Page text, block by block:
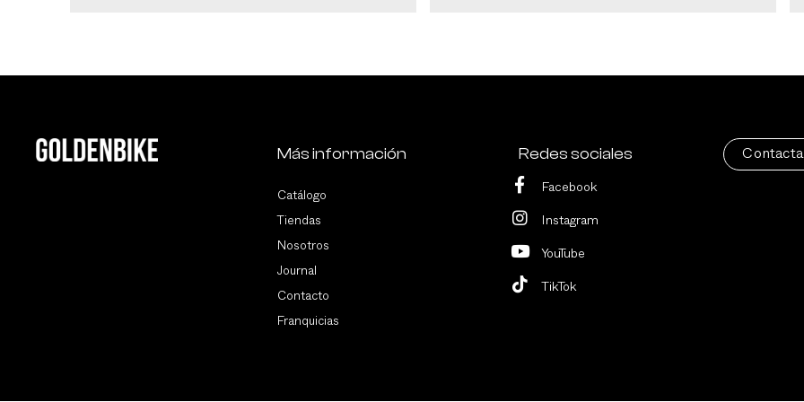
Más información
Catálogo
Tiendas
Nosotros
Journal
Contacto
Franquicias
Redes sociales
Facebook
Instagram
YouTube
TikTok